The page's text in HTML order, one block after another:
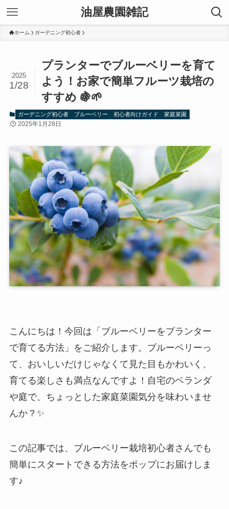
油屋農園雑記
ホーム ガーデニング初心者
プランターでブルーベリーを育て
よう！お家で簡単フルーツ栽培の
すすめ 🍇🌱
2025
1/28
ガーデニング初心者 ブルーベリー 初心者向けガイド 家庭菜園
2025年1月28日
こんにちは！今回は「ブルーベリーをプランター
で育てる方法」をご紹介します。ブルーベリーっ
て、おいしいだけじゃなくて見た目もかわいく、
育てる楽しさも満点なんですよ！自宅のベランダ
や庭で、ちょっとした家庭菜園気分を味わいませ
んか？✨
この記事では、ブルーベリー栽培初心者さんでも
簡単にスタートできる方法をポップにお届けしま
す♪